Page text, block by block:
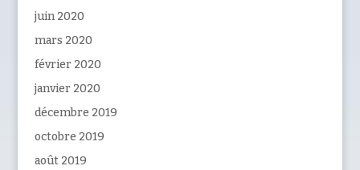
juin 2020
mars 2020
février 2020
janvier 2020
décembre 2019
octobre 2019
août 2019